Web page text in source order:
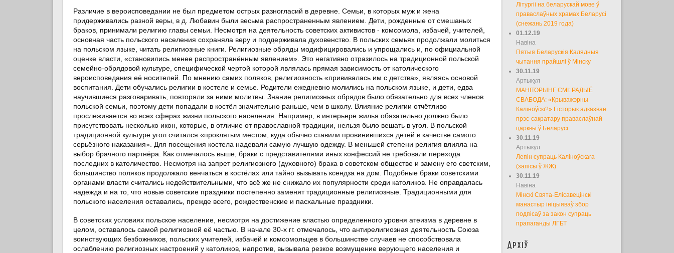
Различие в вероисповедании не был предметом острых разногласий в деревне. Семьи, в которых муж и жена
придерживались разной веры, в д. Любавин были весьма распространенным явлением. Дети, рожденные от смешаных
браков, принимали религию главы семьи. Несмотря на деятельность советских активистов - комсомола, избачей, учителей,
основная часть польского населения сохраняла веру и поддерживала духовенство. В польских семьях продолжали молиться
на польском языке, читать религиозные книги. Религиозные обряды модифицировались и упрощались и, по официальной
оценке власти, «становились менее распространённым явлением». Это негативно отразилось на традиционной польской
семейно-обрядовой культуре, специфической чертой которой являлась прямая зависимость от католического
вероисповедания её носителей. По мнению самих поляков, религиозность «прививалась им с детства», являясь основой
воспитания. Дети обучались религии в костеле и семье. Родители ежедневно молились на польском языке, и дети, едва
научившиеся разговаривать, повторяли за ними молитвы. Знание религиозных обрядов было обязательно для всех членов
польской семьи, поэтому дети попадали в костёл значительно раньше, чем в школу. Влияние религии отчётливо
прослеживается во всех сферах жизни польского населения. Например, в интерьере жилья обязательно должно было
присутствовать несколько икон, которые, в отличие от православной традиции, нельзя было вешать в угол. В польской
традиционной культуре угол считался «проклятым местом, куда обычно ставили провинившихся детей в качестве самого
серьёзного наказания». Для посещения костела надевали самую лучшую одежду. В меньшей степени религия влияла на
выбор брачного партнёра. Как отмечалось выше, браки с представителями иных конфессий не требовали перехода
последних в католичество. Несмотря на запрет религиозного (духовного) брака в советском обществе и замену его светским,
большинство поляков продолжало венчаться в костёлах или тайно вызывать ксендза на дом. Подобные браки советскими
органами власти считались недействительными, что всё же не снижало их популярности среди католиков. Не оправдалась
надежда и на то, что новые советские праздники постепенно заменят традиционные религиозные. Традиционными для
польского населения оставались, прежде всего, рождественские и пасхальные праздники.
В советских условиях польское население, несмотря на достижение властью определенного уровня атеизма в деревне в
целом, оставалось самой религиозной её частью. В начале 30-х гг. отмечалось, что антирелигиозная деятельность Союза
воинствующих безбожников, польских учителей, избачей и комсомольцев в большинстве случаев не способствовала
ослаблению религиозных настроений у католиков, напротив, вызывала резкое возмущение верующего населения и
Літургіі на беларускай мове ў
праваслаўных храмах Беларусі
(снежань 2019 года)
01.12.19
Навіна
Пятыя Беларускія Калядныя
чытання прайшлі ў Мінску
30.11.19
Артыкул
МАНІТОРЫНГ СМІ: РАДЫЁ
СВАБОДА: «Крыважэрны
Каліноўскі?» Гісторык адказвае
прэс-сакратару праваслаўнай
царквы ў Беларусі
30.11.19
Артыкул
Лепін супраць Каліноўскага
(запісы ў ЖЖ)
30.11.19
Навіна
Мінскі Свята-Елісавецінскі
манастыр ініцыяваў збор
подпісаў за закон супраць
прапаганды ЛГБТ
Архіў